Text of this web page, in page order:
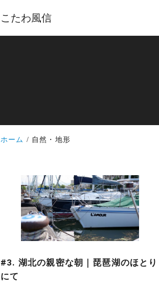
こたわ風信
ホーム 自然・地形
#3. 湖北の親密な朝｜琵琶湖のほとり
にて